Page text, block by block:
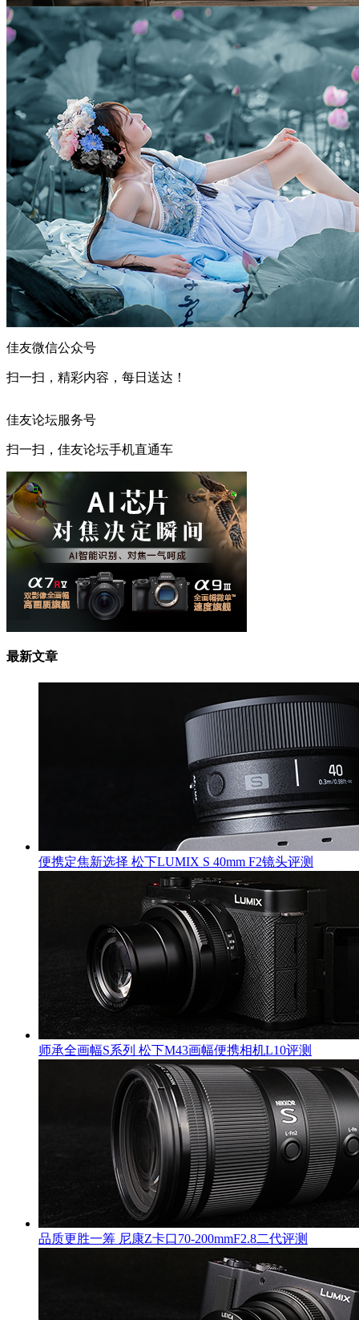
佳友微信公众号
扫一扫，精彩内容，每日送达！
佳友论坛服务号
扫一扫，佳友论坛手机直通车
最新文章
便携定焦新选择 松下LUMIX S 40mm F2镜头评测
师承全画幅S系列 松下M43画幅便携相机L10评测
品质更胜一筹 尼康Z卡口70-200mmF2.8二代评测